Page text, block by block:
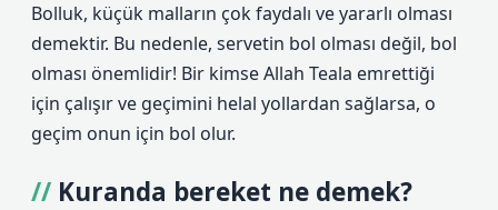
Bolluk, küçük malların çok faydalı ve yararlı olması
demektir. Bu nedenle, servetin bol olması değil, bol
olması önemlidir! Bir kimse Allah Teala emrettiği
için çalışır ve geçimini helal yollardan sağlarsa, o
geçim onun için bol olur.
Kuranda bereket ne demek?